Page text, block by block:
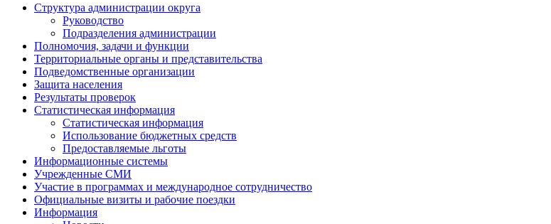
Структура администрации округа
Руководство
Подразделения администрации
Полномочия, задачи и функции
Территориальные органы и представительства
Подведомственные организации
Защита населения
Результаты проверок
Статистическая информация
Статистическая информация
Использование бюджетных средств
Предоставляемые льготы
Информационные системы
Учрежденные СМИ
Участие в программах и международное сотрудничество
Официальные визиты и рабочие поездки
Информация